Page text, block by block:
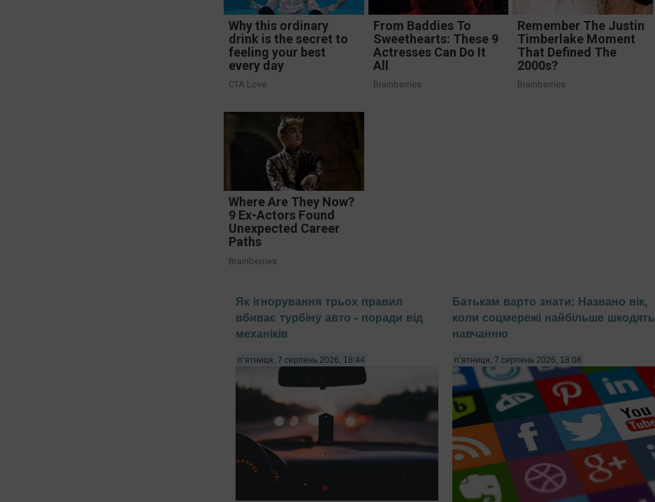
Why this ordinary
drink is the secret to
feeling your best
every day
CTA Love
From Baddies To
Sweethearts: These 9
Actresses Can Do It
All
Brainberries
Remember The Justin
Timberlake Moment
That Defined The
2000s?
Brainberries
Where Are They Now?
9 Ex-Actors Found
Unexpected Career
Paths
Brainberries
Як ігнорування трьох правил
вбиває турбіну авто - поради від
механіків
п’ятниця, 7 серпень 2026, 18:44
Батькам варто знати: Названо вік,
коли соцмережі найбільше шкодять
навчанню
п’ятниця, 7 серпень 2026, 18:08